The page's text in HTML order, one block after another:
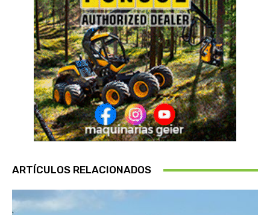
ARTÍCULOS RELACIONADOS